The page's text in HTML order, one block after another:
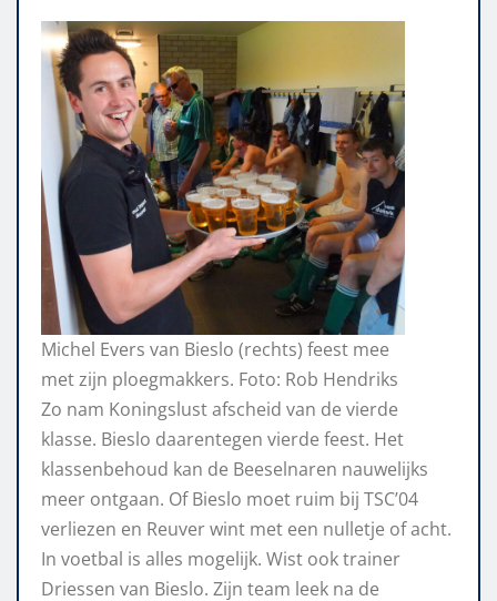
Michel Evers van Bieslo (rechts) feest mee
met zijn ploegmakkers. Foto: Rob Hendriks
Zo nam Koningslust afscheid van de vierde
klasse. Bieslo daarentegen vierde feest. Het
klassenbehoud kan de Beeselnaren nauwelijks
meer ontgaan. Of Bieslo moet ruim bij TSC’04
verliezen en Reuver wint met een nulletje of acht.
In voetbal is alles mogelijk. Wist ook trainer
Driessen van Bieslo. Zijn team leek na de